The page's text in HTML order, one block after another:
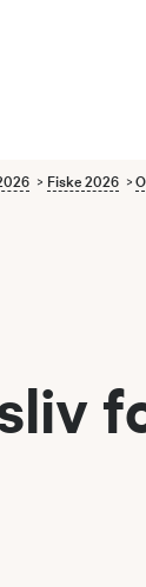
Fiske 2026